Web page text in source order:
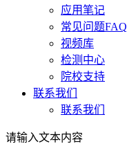
应用笔记
常见问题FAQ
视频库
检测中心
院校支持
联系我们
联系我们
请输入文本内容